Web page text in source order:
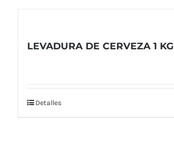
LEVADURA DE CERVEZA 1 KG
Detalles